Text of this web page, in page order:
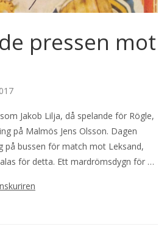
pressen mot
Jakob Lilja, då spelande för Rögle,
på Malmös Jens Olsson. Dagen
på bussen för match mot Leksand,
för detta. Ett mardrömsdygn för …